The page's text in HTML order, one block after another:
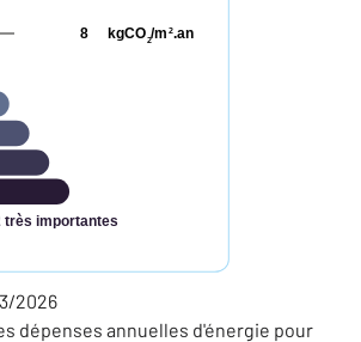
très importantes
kgCO2/m 2.an
8
2026
dépenses annuelles d'énergie pour